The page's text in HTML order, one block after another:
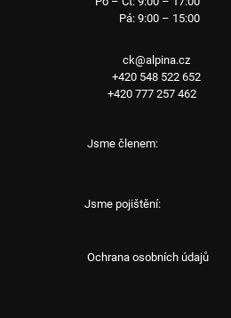
Pá: 9:00 – 15:00
ck@alpina.cz
+420 548 522 652
+420 777 257 462
Jsme členem:
Jsme pojištění:
Ochrana osobních údajů